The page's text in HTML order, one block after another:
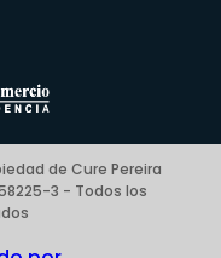
to Pay
de Cure Pereira
3 - Todos los